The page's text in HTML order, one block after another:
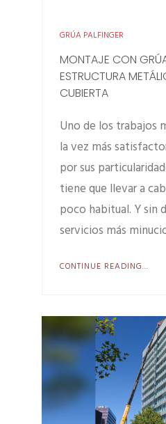
GRÚA PALFINGER
MONTAJE CON
ESTRUCTURA
CUBIERTA
Uno de los trabajos
la vez más
por sus
tiene que llevar a
poco habitual. Y sin
servicios más
CONTINUE READING...